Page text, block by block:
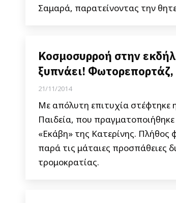
Σαμαρά, παρατείνοντας την
Κοσμοσυρροή στην
ξυπνάει! Φωτορεπορτάζ,
21/11/2014
Με απόλυτη επιτυχία στέφτηκε
Παιδεία, που
«Εκάβη» της Κατερίνης.
παρά τις μάταιες προσπάθειες
τρομοκρατίας.